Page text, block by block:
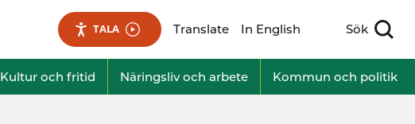
TALA Translate In English Sök
Visa sökfält
Kultur och fritid Näringsliv och arbete Kommun och politik